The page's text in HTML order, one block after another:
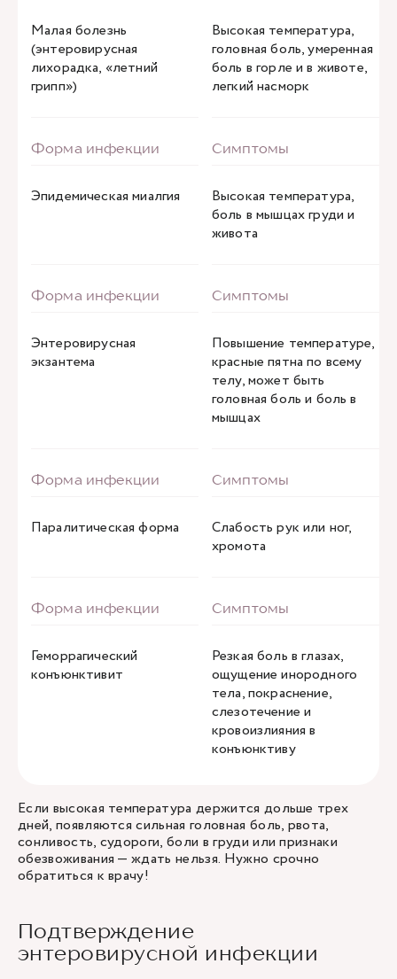
Малая болезнь
(энтеровирусная
лихорадка, «летний
грипп»)
Высокая температура,
головная боль, умеренная
боль в горле и в животе,
легкий насморк
Эпидемическая миалгия
Высокая температура,
боль в мышцах груди и
живота
Энтеровирусная
экзантема
Повышение температуре,
красные пятна по всему
телу, может быть
головная боль и боль в
мышцах
Паралитическая форма
Слабость рук или ног,
хромота
Геморрагический
конъюнктивит
Резкая боль в глазах,
ощущение инородного
тела, покраснение,
слезотечение и
кровоизлияния в
конъюнктиву
Если высокая температура держится дольше трех
дней, появляются сильная головная боль, рвота,
сонливость, судороги, боли в груди или признаки
обезвоживания — ждать нельзя. Нужно срочно
обратиться к врачу!
Подтверждение
энтеровирусной инфекции